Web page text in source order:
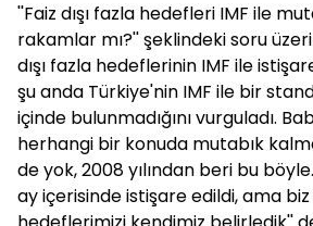
''Faiz dışı fazla hedefleri IMF ile
rakamlar mı?'' şeklindeki soru
dışı fazla hedeflerinin IMF ile
şu anda Türkiye'nin IMF ile bir
içinde bulunmadığını vurguladı.
herhangi bir konuda mutabık
de yok, 2008 yılından beri bu
ay içerisinde istişare edildi, ama